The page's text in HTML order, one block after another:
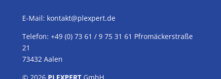
E-Mail: kontakt@plexpert.de
Telefon: +49 (0) 73 61 / 9 75 31 61 Pfromäckerstraße
21
73432 Aalen